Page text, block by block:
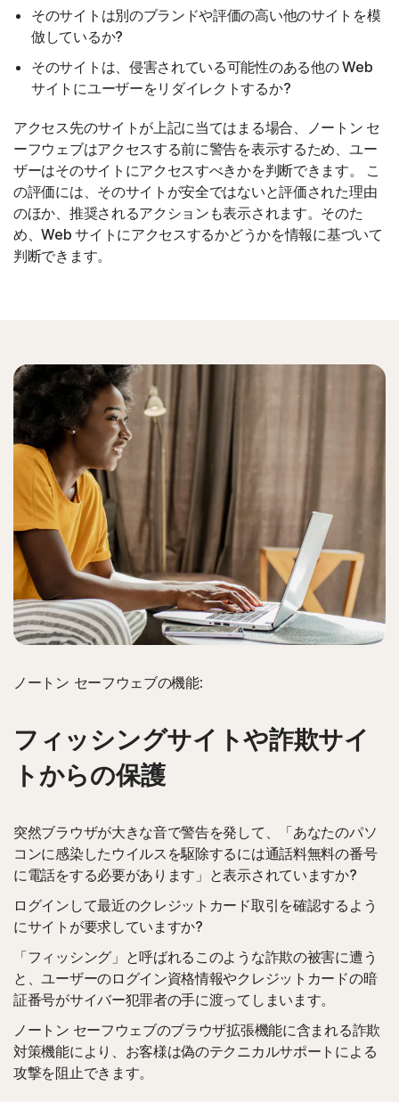
そのサイトは別のブランドや評価の高い他のサイトを模
倣しているか?
そのサイトは、侵害されている可能性のある他の Web
サイトにユーザーをリダイレクトするか?
アクセス先のサイトが上記に当てはまる場合、ノートン セ
ーフウェブはアクセスする前に警告を表示するため、ユー
ザーはそのサイトにアクセスすべきかを判断できます。 こ
の評価には、そのサイトが安全ではないと評価された理由
のほか、推奨されるアクションも表示されます。そのた
め、Web サイトにアクセスするかどうかを情報に基づいて
判断できます。
ノートン セーフウェブの機能:
フィッシングサイトや詐欺サイ
トからの保護
突然ブラウザが大きな音で警告を発して、「あなたのパソ
コンに感染したウイルスを駆除するには通話料無料の番号
に電話をする必要があります」と表示されていますか?
ログインして最近のクレジットカード取引を確認するよう
にサイトが要求していますか?
「フィッシング」と呼ばれるこのような詐欺の被害に遭う
と、ユーザーのログイン資格情報やクレジットカードの暗
証番号がサイバー犯罪者の手に渡ってしまいます。
ノートン セーフウェブのブラウザ拡張機能に含まれる詐欺
対策機能により、お客様は偽のテクニカルサポートによる
攻撃を阻止できます。